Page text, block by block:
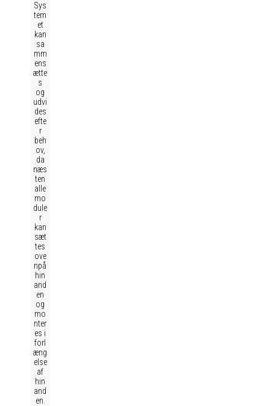
Sys
tem
et
kan
sa
mm
ens
ætte
s
og
udvi
des
efte
r
beh
ov,
da
næs
ten
alle
mo
dule
r
kan
sæt
tes
ove
npå
hin
and
en
og
mo
nter
es i
forl
æng
else
af
hin
and
en.